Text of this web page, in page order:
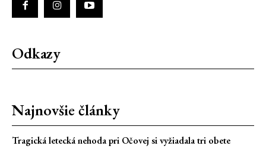
Odkazy
Najnovšie články
Tragická letecká nehoda pri Očovej si vyžiadala tri obete